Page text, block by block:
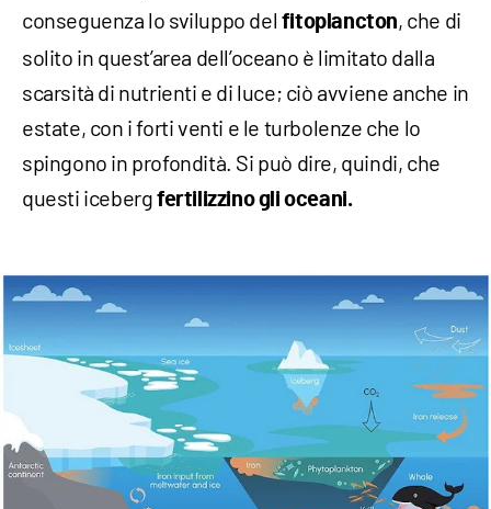
conseguenza lo sviluppo del fitoplancton, che di
solito in quest’area dell’oceano è limitato dalla
scarsità di nutrienti e di luce; ciò avviene anche in
estate, con i forti venti e le turbolenze che lo
spingono in profondità. Si può dire, quindi, che
questi iceberg fertilizzino gli oceani.